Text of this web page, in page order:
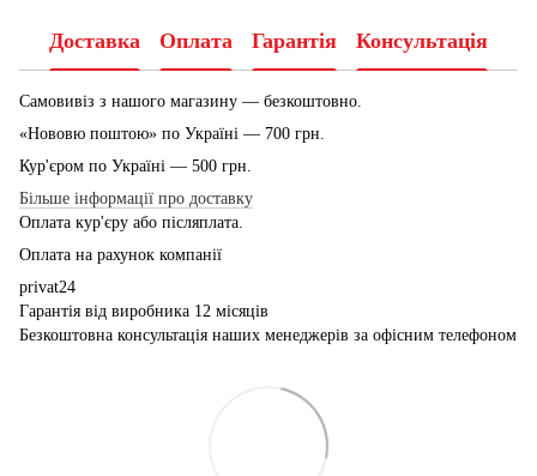
Доставка Оплата Гарантія Консультація
Самовивіз з нашого магазину — безкоштовно.
«Нововю поштою» по Україні — 700 грн.
Кур'єром по Україні — 500 грн.
Більше інформації про доставку
Оплата кур'єру або післяплата.
Оплата на рахунок компанії
privat24
Гарантія від виробника 12 місяців
Безкоштовна консультація наших менеджерів за офісним телефоном